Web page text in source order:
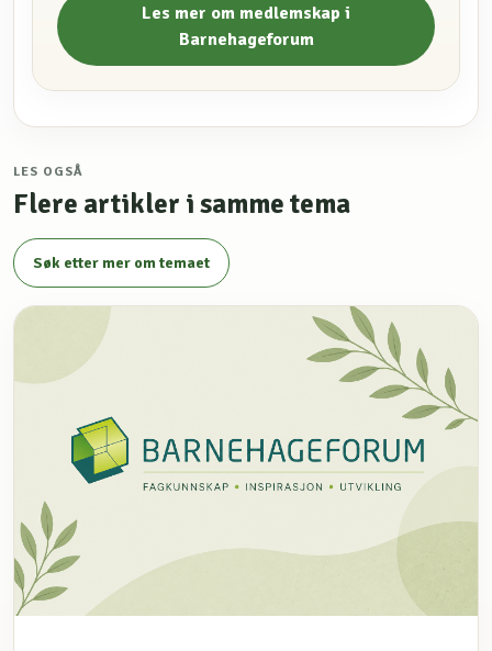
Les mer om medlemskap i
Barnehageforum
LES OGSÅ
Flere artikler i samme tema
Søk etter mer om temaet